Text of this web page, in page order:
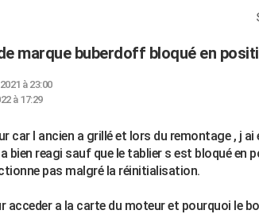
marque buberdoff bloqué en
à 23:00
à 17:29
car l ancien a grillé et lors du remontage , j ai
bien reagi sauf que le tablier s est bloqué en
pas malgré la réinitialisation.
acceder a la carte du moteur et pourquoi le